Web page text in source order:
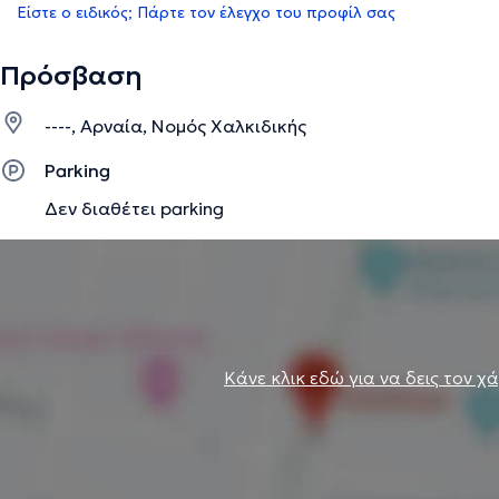
Είστε ο ειδικός; Πάρτε τον έλεγχο του προφίλ σας
Πρόσβαση
----, Αρναία, Νομός Χαλκιδικής
Parking
Δεν διαθέτει parking
Κάνε κλικ εδώ για να δεις τον